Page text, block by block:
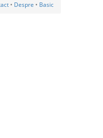
• Despre • Basic